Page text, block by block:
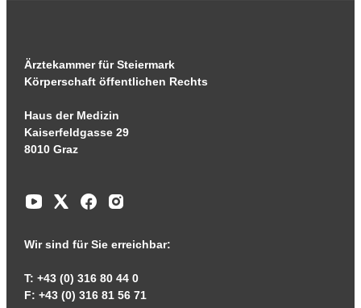
Ärztekammer für Steiermark
Körperschaft öffentlichen Rechts
Haus der Medizin
Kaiserfeldgasse 29
8010 Graz
Wir sind für Sie erreichbar:
T: +43 (0) 316 80 44 0
F: +43 (0) 316 81 56 71